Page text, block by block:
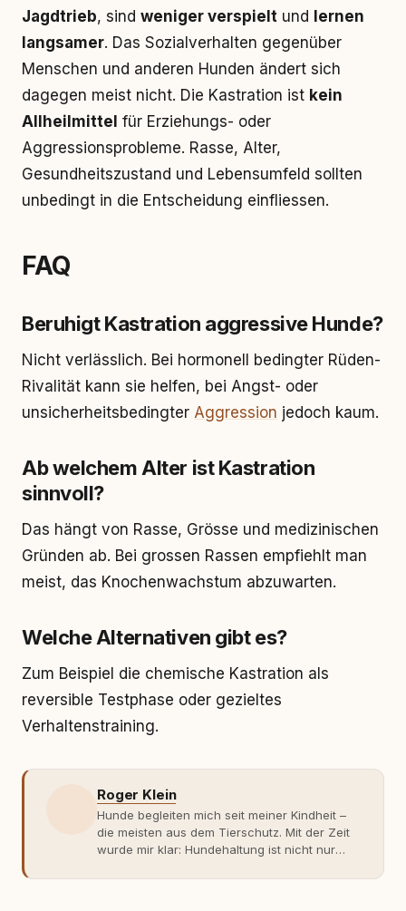
Jagdtrieb, sind weniger verspielt und
lernen
langsamer. Das Sozialverhalten gegenüber
Menschen und anderen Hunden ändert sich
dagegen meist nicht. Die Kastration ist kein
Allheilmittel für Erziehungs- oder
Aggressionsprobleme. Rasse, Alter,
Gesundheitszustand und Lebensumfeld sollten
unbedingt in die Entscheidung einfliessen.
FAQ
Beruhigt Kastration aggressive Hunde?
Nicht verlässlich. Bei hormonell bedingter Rüden-
Rivalität kann sie helfen, bei Angst- oder
unsicherheitsbedingter Aggression jedoch kaum.
Ab welchem Alter ist Kastration
sinnvoll?
Das hängt von Rasse, Grösse und medizinischen
Gründen ab. Bei grossen Rassen empfiehlt man
meist, das Knochenwachstum abzuwarten.
Welche Alternativen gibt es?
Zum Beispiel die chemische Kastration als
reversible Testphase oder gezieltes
Verhaltenstraining.
Roger Klein
Hunde begleiten mich seit meiner Kindheit –
die meisten aus dem Tierschutz. Mit der Zeit
wurde mir klar: Hundehaltung ist nicht nur
Fachwissen. Der Wendepunkt kam mit meinem